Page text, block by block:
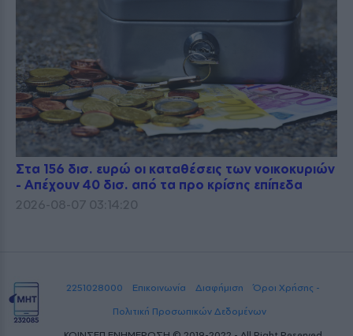
Στα 156 δισ. ευρώ οι καταθέσεις των νοικοκυριών
- Απέχουν 40 δισ. από τα προ κρίσης επίπεδα
2026-08-07 03:14:20
2251028000 Επικοινωνία Διαφήμιση
Όροι Χρήσης -
Πολιτική Προσωπικών Δεδομένων